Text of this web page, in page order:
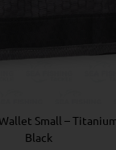
Small –
Black